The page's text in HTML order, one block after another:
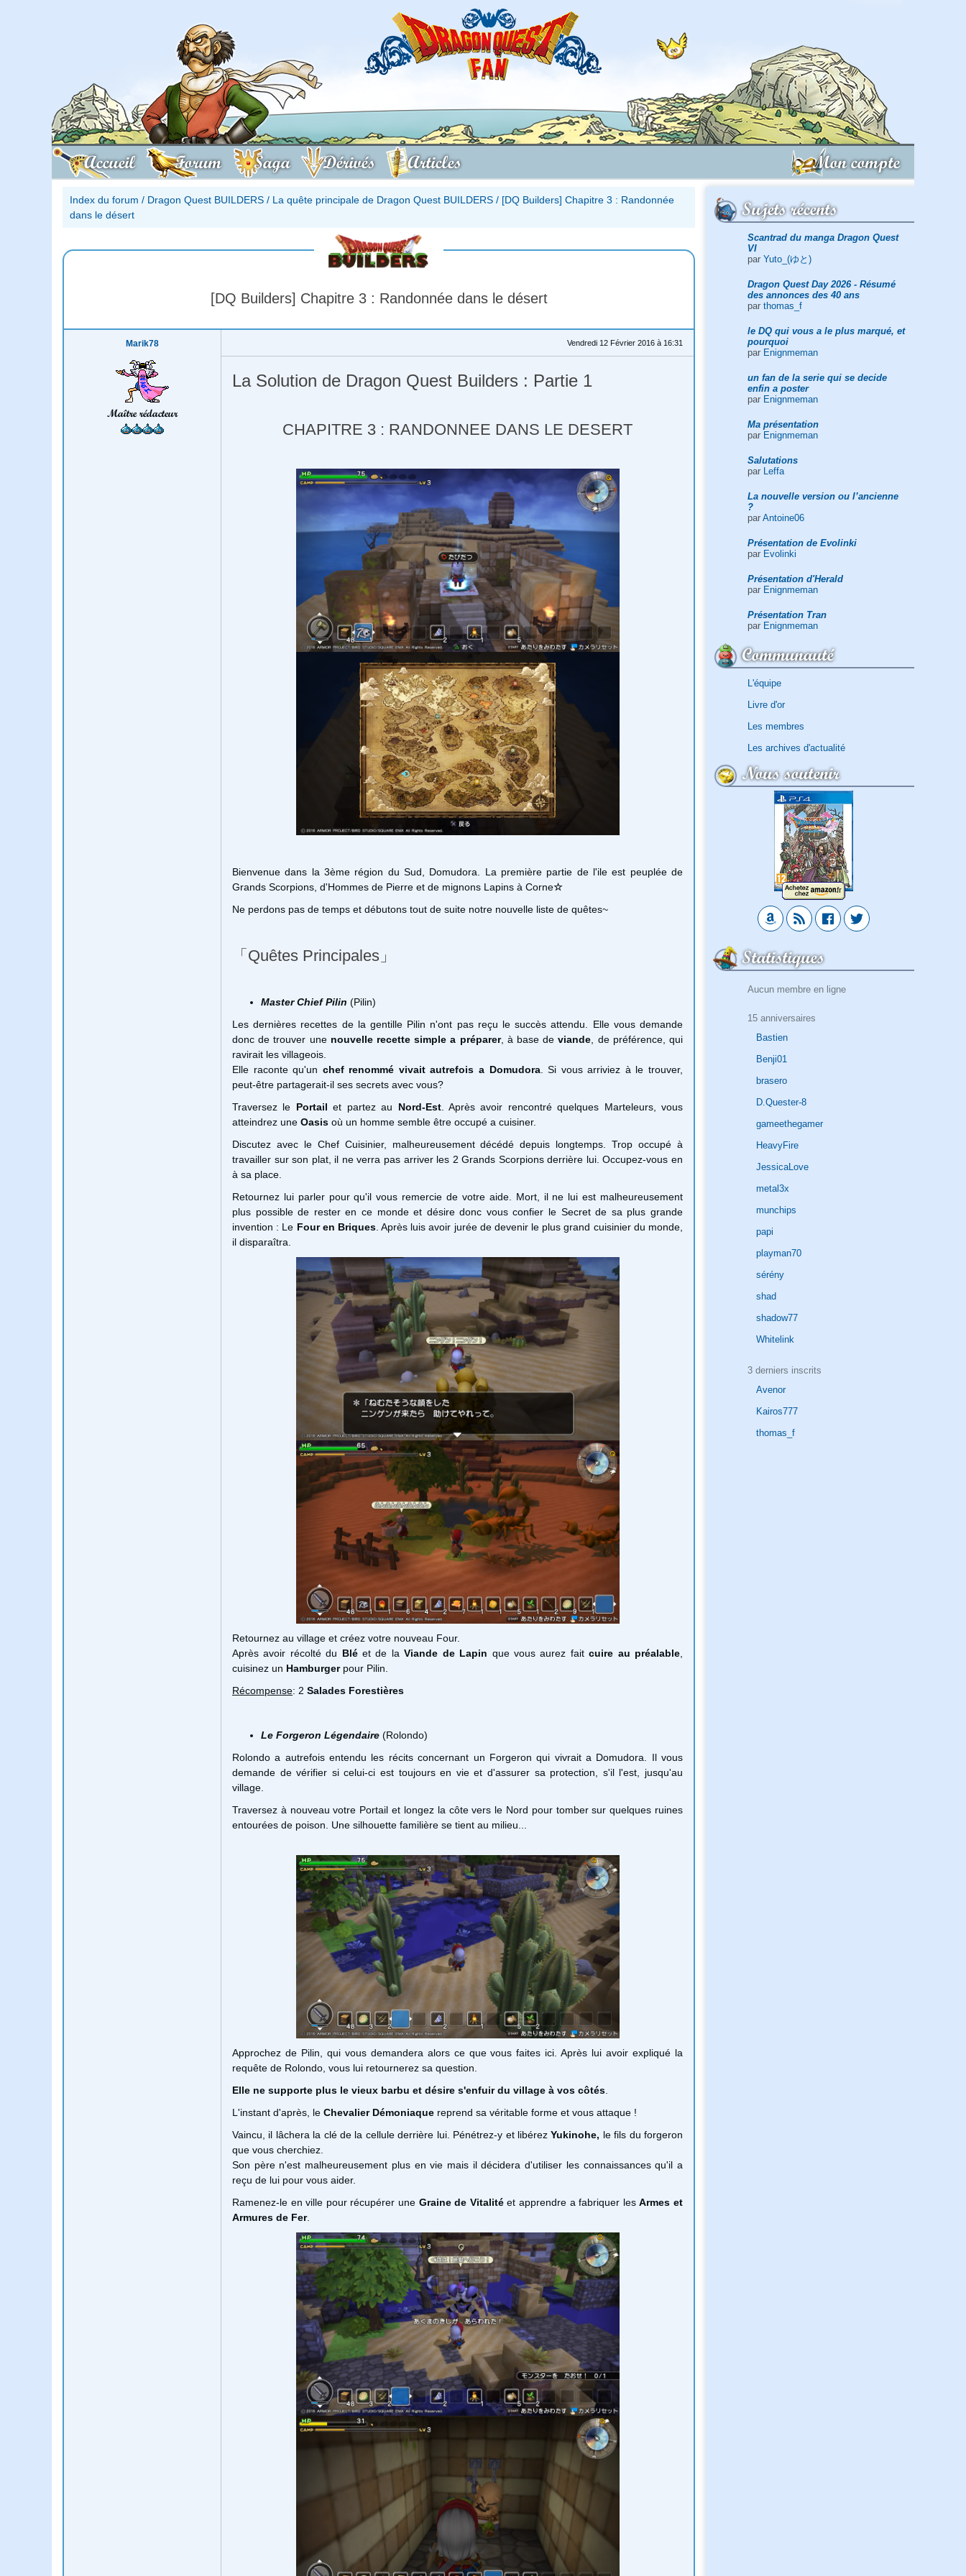
Accueil Forum Saga Dérivés Articles Mon compte
Sujets récents
Scantrad du manga Dragon Quest
VI
par Yuto_(ゆと)
Dragon Quest Day 2026 - Résumé
des annonces des 40 ans
par thomas_f
le DQ qui vous a le plus marqué, et
pourquoi
par Enignmeman
un fan de la serie qui se decide
enfin a poster
par Enignmeman
Ma présentation
par Enignmeman
Salutations
par
Leffa
La nouvelle version ou l’ancienne
?
par Antoine06
Présentation de Evolinki
par Evolinki
Présentation d'Herald
par Enignmeman
Présentation Tran
par Enignmeman
Communauté
L'équipe
Livre d'or
Les membres
Les archives d'actualité
Nous soutenir
Statistiques
Aucun membre en ligne
15 anniversaires
Bastien
Benji01
brasero
D.Quester-8
gameethegamer
HeavyFire
JessicaLove
metal3x
munchips
papi
playman70
sérény
shad
shadow77
Whitelink
3 derniers inscrits
Avenor
Kairos777
thomas_f
Index du forum / Dragon Quest BUILDERS / La quête principale de Dragon Quest BUILDERS / [DQ Builders] Chapitre 3 : Randonnée
dans le désert
[DQ Builders] Chapitre 3 : Randonnée dans le désert
Marik78
Maître rédacteur
Vendredi 12 Février 2016 à 16:31
La Solution de Dragon Quest Builders : Partie 1
CHAPITRE 3 : RANDONNEE DANS LE DESERT
Bienvenue dans la 3ème région du Sud, Domudora. La première partie de l'ile est peuplée de
Grands Scorpions, d'Hommes de Pierre et de mignons Lapins à Corne☆
Ne perdons pas de temps et débutons tout de suite notre nouvelle liste de quêtes~
「Quêtes Principales」
Master Chief Pilin (Pilin)
Les dernières recettes de la gentille Pilin n'ont pas reçu le succès attendu. Elle vous demande
donc de trouver une nouvelle recette simple a préparer, à base deviande, de préférence, qui
ravirait les villageois.
Elle raconte qu'un chef renommé vivait autrefois a Domudora. Si vous arriviez à le trouver,
peut-être partagerait-il ses secrets avec vous?
Traversez le Portail et partez au Nord-Est. Après avoir rencontré quelques Marteleurs, vous
atteindrez une Oasis où un homme semble être occupé a cuisiner.
Discutez avec le Chef Cuisinier, malheureusement décédé depuis longtemps. Trop occupé à
travailler sur son plat, il ne verra pas arriver les 2 Grands Scorpions derrière lui. Occupez-vous en
à sa place.
Retournez lui parler pour qu'il vous remercie de votre aide. Mort, il ne lui est malheureusement
plus possible de rester en ce monde et désire donc vous confier le Secret de sa plus grande
invention : Le Four en Briques. Après luis avoir jurée de devenir le plus grand cuisinier du monde,
il disparaîtra.
Retournez au village et créez votre nouveau Four.
Après avoir récolté du Bléet de laViande de Lapin que vous aurez faitcuire au préalable,
cuisinez un Hamburgerpour Pilin.
Récompense: 2 Salades Forestières
Le Forgeron Légendaire (Rolondo)
Rolondo a autrefois entendu les récits concernant un Forgeron qui vivrait a Domudora. Il vous
demande de vérifier si celui-ci est toujours en vie et d'assurer sa protection, s'il l'est, jusqu'au
village.
Traversez à nouveau votre Portail et longez la côte vers le Nord pour tomber sur quelques ruines
entourées de poison. Une silhouette familière se tient au milieu...
Approchez de Pilin, qui vous demandera alors ce que vous faites ici. Après lui avoir expliqué la
requête de Rolondo, vous lui retournerez sa question.
Elle ne supporte plus le vieux barbu et désire s'enfuir du village à vos côtés.
L'instant d'après, le Chevalier Démoniaque reprend sa véritable forme et vous attaque !
Vaincu, il lâchera la clé de la cellule derrière lui. Pénétrez-y et libérezYukinohe, le fils du forgeron
que vous cherchiez.
Son père n'est malheureusement plus en vie mais il décidera d'utiliser les connaissances qu'il a
reçu de lui pour vous aider.
Ramenez-le en ville pour récupérer une Graine de Vitalitéet apprendre a fabriquer lesArmes et
Armures de Fer.